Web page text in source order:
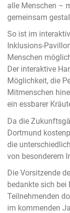
alle Menschen –
gemeinsam
So ist im
Inklusions-
Menschen
Der interaktive
Möglichkeit, die
Mitmenschen
ein essbarer
Da die
Dortmund
die
von besonderem
Die Vorsitzende
bedankte sich bei
Teilnehmenden
im kommenden